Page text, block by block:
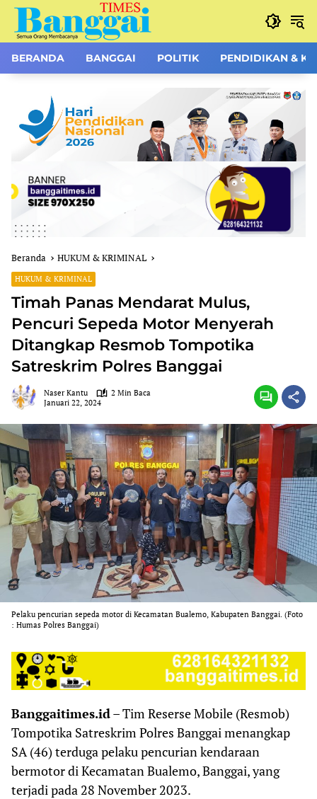
Langsung
konten
BERANDA BANGGAI POLITIK PENDIDIKAN &
Beranda HUKUM & KRIMINAL
HUKUM & KRIMINAL
Timah Panas Mendarat Mulus,
Pencuri Sepeda Motor Menyerah
Ditangkap Resmob Tompotika
Satreskrim Polres Banggai
Naser Kantu
2 Min Baca
Januari 22, 2024
Pelaku pencurian sepeda motor di Kecamatan Bualemo, Kabupaten Banggai. (Foto
: Humas Polres Banggai)
Banggaitimes.id– Tim Reserse Mobile (Resmob)
Tompotika Satreskrim Polres Banggai menangkap
SA (46) terduga pelaku pencurian kendaraan
bermotor di Kecamatan Bualemo, Banggai, yang
terjadi pada 28 November 2023.